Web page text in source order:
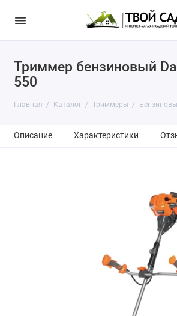
Триммер бензиновый
550
Главная Каталог Триммеры
Описание Характеристики